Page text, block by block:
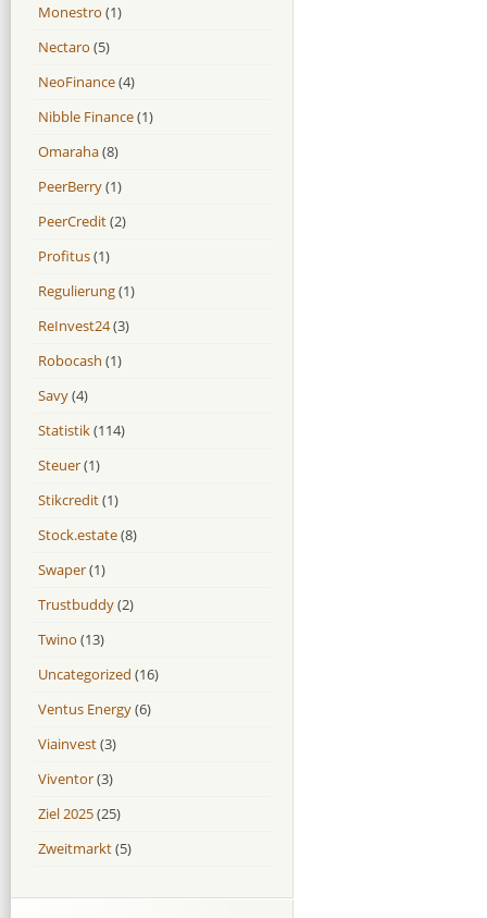
Monestro (1)
Nectaro (5)
NeoFinance(4)
Nibble Finance(1)
Omaraha(8)
PeerBerry(1)
PeerCredit(2)
Profitus(1)
Regulierung(1)
ReInvest24(3)
Robocash (1)
Savy(4)
Statistik(114)
Steuer(1)
Stikcredit(1)
Stock.estate(8)
Swaper(1)
Trustbuddy(2)
Twino (13)
Uncategorized (16)
Ventus Energy(6)
Viainvest(3)
Viventor(3)
Ziel 2025(25)
Zweitmarkt(5)